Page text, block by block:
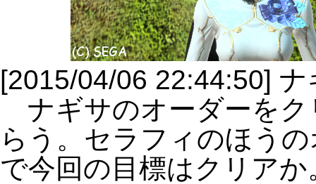
[2015/04/06 22:44:50]
ナギサのオーダーをク
らう。セラフィのほう
で今回の目標はクリアか